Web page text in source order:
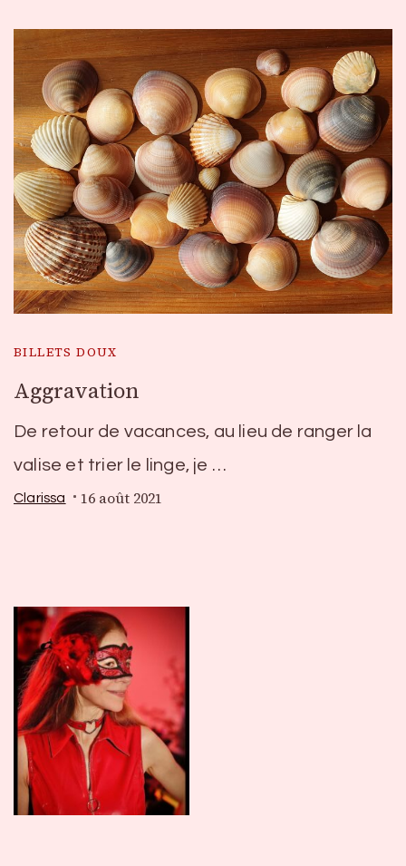
BILLETS DOUX
Aggravation
De retour de vacances, au lieu de ranger la
valise et trier le linge, je …
Clarissa 16 août 2021